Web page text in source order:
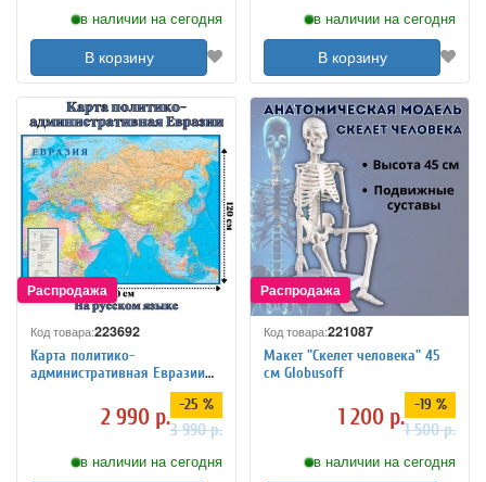
в наличии на сегодня
В корзину
в наличии на сегодня
В корзину
Код товара:223692
Карта политико-
административная Евразии
120 х 160 см, GlobusOff
2 990 р. -25 %
3 990 р.
в наличии на сегодня
Код товара:221087
Макет "Скелет человека" 45
см Globusoff
1 200 р. -19 %
1 500 р.
в наличии на сегодня